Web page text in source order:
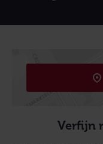
Kaart
Verfijn